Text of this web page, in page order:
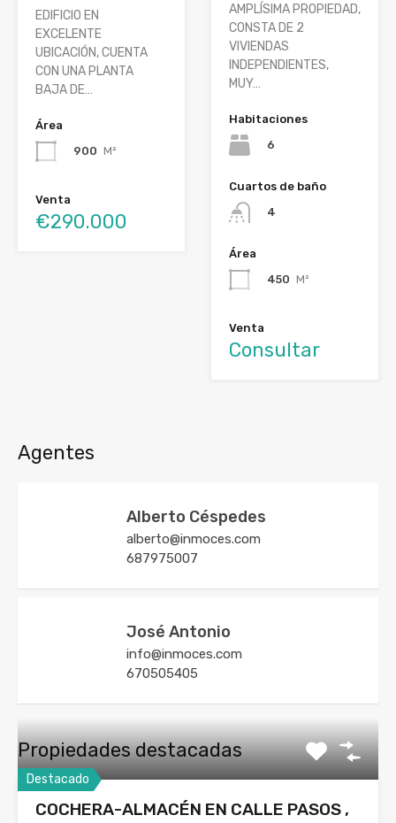
EDIFICIO EN
EXCELENTE
UBICACIÓN, CUENTA
CON UNA PLANTA
BAJA DE…
Área
900 M²
Venta
€290.000
AMPLÍSIMA PROPIEDAD,
CONSTA DE 2
VIVIENDAS
INDEPENDIENTES,
MUY…
Habitaciones
6
Cuartos de baño
4
Área
450 M²
Venta
Consultar
Agentes
Alberto Céspedes
alberto@inmoces.com
687975007
José Antonio
info@inmoces.com
670505405
Propiedades destacadas
Destacado
COCHERA-ALMACÉN EN CALLE PASOS ,